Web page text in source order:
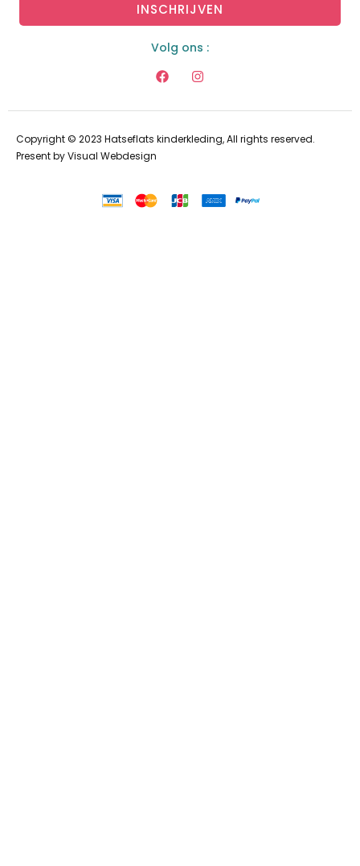
INSCHRIJVEN
Volg ons :
Copyright © 2023 Hatseflats kinderkleding, All rights reserved.
Present byVisual Webdesign